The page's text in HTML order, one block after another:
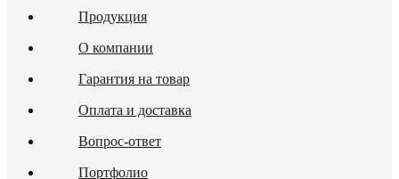
Продукция
О компании
Гарантия на товар
Оплата и доставка
Вопрос-ответ
Портфолио